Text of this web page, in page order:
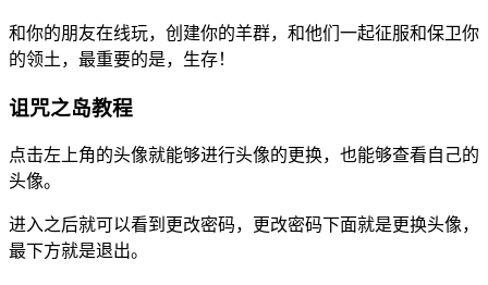
和你的朋友在线玩，创建你的羊群，和他们一起征服和保卫你
的领土，最重要的是，生存！
诅咒之岛教程
点击左上角的头像就能够进行头像的更换，也能够查看自己的
头像。
进入之后就可以看到更改密码，更改密码下面就是更换头像，
最下方就是退出。